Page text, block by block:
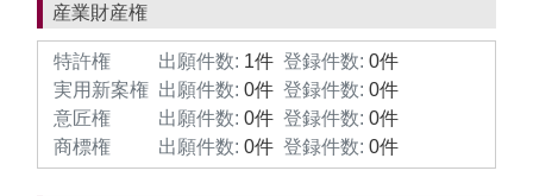
産業財産権
特許権 出願件数: 1件 登録件数: 0件
実用新案権 出願件数: 0件 登録件数: 0件
意匠権
出願件数: 0件 登録件数: 0件
商標権
出願件数: 0件 登録件数: 0件